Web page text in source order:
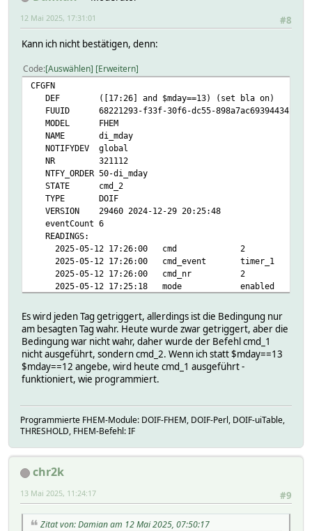
#8
12 Mai 2025, 17:31:01
Kann ich nicht bestätigen, denn:
Code Auswählen Erweitern
CFGFN
DEF ([17:26] and $mday==13) (set bla on)
FUUID 68221293-f33f-30f6-dc55-898a7ac693944342
MODEL FHEM
NAME di_mday
NOTIFYDEV global
NR 321112
NTFY_ORDER 50-di_mday
STATE cmd_2
TYPE DOIF
VERSION 29460 2024-12-29 20:25:48
eventCount 6
READINGS:
2025-05-12 17:26:00 cmd 2
2025-05-12 17:26:00 cmd_event timer_1
2025-05-12 17:26:00 cmd_nr 2
2025-05-12 17:25:18 mode enabled
2025-05-12 17:26:00 timer_01_c01 13.05.2025
Es wird jeden Tag getriggert, allerdings ist die Bedingung nur
am besagten Tag wahr. Heute wurde zwar getriggert, aber die
Bedingung war nicht wahr, daher wurde der Befehl cmd_1
nicht ausgeführt, sondern cmd_2. Wenn ich statt $mday==13
$mday==12 angebe, wird heute cmd_1 ausgeführt -
funktioniert, wie programmiert.
Programmierte FHEM-Module: DOIF-FHEM, DOIF-Perl, DOIF-uiTable,
THRESHOLD, FHEM-Befehl: IF
chr2k
#9
13 Mai 2025, 11:24:17
Zitat von: Damian am 12 Mai 2025, 07:50:17